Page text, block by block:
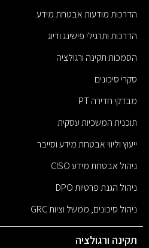
הדרכות מודעות אבטחת מידע
הדרכות ותרגילי פישינג ודיוג
הסמכות תקינה ורגולציה
סקרי סיכונים
מבדקי חדירה PT
תוכנית המשכיות עסקית
ייעוץ וליווי אבטחת מידע וסייבר
ניהול אבטחת מידע CISO
ניהול הגנת פרטיות DPO
ניהול סיכונים, ממשל וציות GRC
תקינה ורגולציה